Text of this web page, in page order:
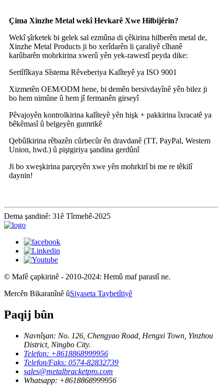
Çima Xinzhe Metal wekî Hevkarê Xwe Hilbijêrin?
Wekî şîrketek bi gelek sal ezmûna di çêkirina hilberên metal de,
Xinzhe Metal Products ji bo xerîdarên li çaraliyê cîhanê
karûbarên mohrkirina xwerû yên yek-rawestî peyda dike:
Sertîfîkaya Sîstema Rêveberiya Kalîteyê ya ISO 9001
Xizmetên OEM/ODM hene, bi demên bersivdayînê yên bilez ji
bo hem nimûne û hem jî fermanên girseyî
Pêvajoyên kontrolkirina kalîteyê yên hişk + pakkirina îxracatê ya
bêkêmasî û belgeyên gumrikê
Qebûlkirina rêbazên cûrbecûr ên dravdanê (TT, PayPal, Western
Union, hwd.) û piştgiriya şandina gerdûnî
Ji bo xweşkirina parçeyên xwe yên mohrkirî bi me re têkilî
daynin!
Dema şandinê: 31ê Tîrmehê-2025
© Mafê çapkirinê - 2010-2024: Hemû maf parastî ne.
Mercên Bikaranînê ûSiyaseta Taybetîtiyê
Paqij bûn
Navnîşan: No. 126, Chengyao Road, Hengxi Town, Yinzhou
District, Ningbo City.
Telefon: +8618868999956
Telefon/Faks: 0574-82832739
sales@metalbracketpro.com
Whatsapp: +8618868999956